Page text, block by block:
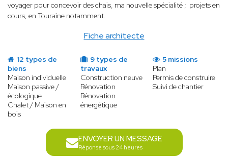
Fiche architecte
voyager pour concevoir des chais, ma nouvelle spécialité ; projets en
cours, en Touraine notamment.
12 types de
biens
Maison individuelle
Maison passive /
écologique
Chalet / Maison en
bois
9 types de
travaux
Construction neuve
Rénovation
Rénovation
énergétique
5 missions
Plan
Permis de construire
Suivi de chantier
ENVOYER UN MESSAGE
Réponse sous 24 heures